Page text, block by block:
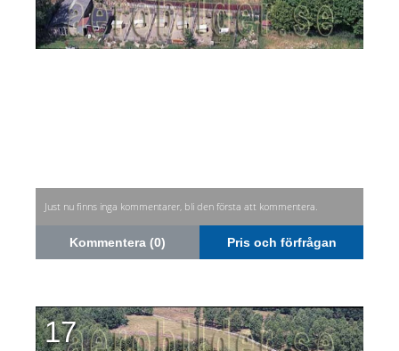
Just nu finns inga kommentarer, bli den första att kommentera.
Kommentera (0) Pris och förfrågan
17